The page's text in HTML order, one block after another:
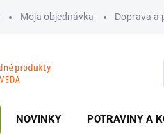
Moja objednávka Doprava a
NOVINKY POTRAVINY A